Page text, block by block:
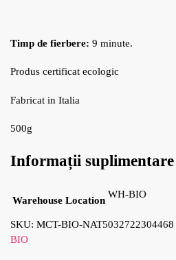
Timp de fierbere: 9 minute.
Produs certificat ecologic
Fabricat in Italia
500g
Informații suplimentare
Warehouse Location
WH-BIO
SKU: MCT-BIO-NAT5032722304468
BIO